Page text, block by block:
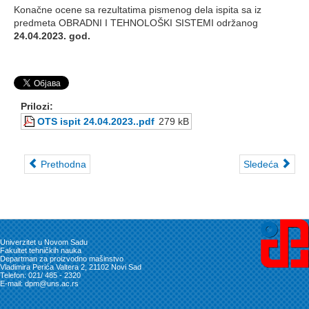
Konačne ocene sa rezultatima pismenog dela ispita sa iz
predmeta OBRADNI I TEHNOLOŠKI SISTEMI održanog
24.04.2023. god.
Prilozi:
OTS ispit 24.04.2023..pdf 279 kB
Prethodna Sledeća
Univerzitet u Novom Sadu
Fakultet tehničkih nauka
Departman za proizvodno mašinstvo
Vladimira Perića Valtera 2, 21102 Novi Sad
Telefon: 021/ 485 - 2320
E-mail: dpm@uns.ac.rs